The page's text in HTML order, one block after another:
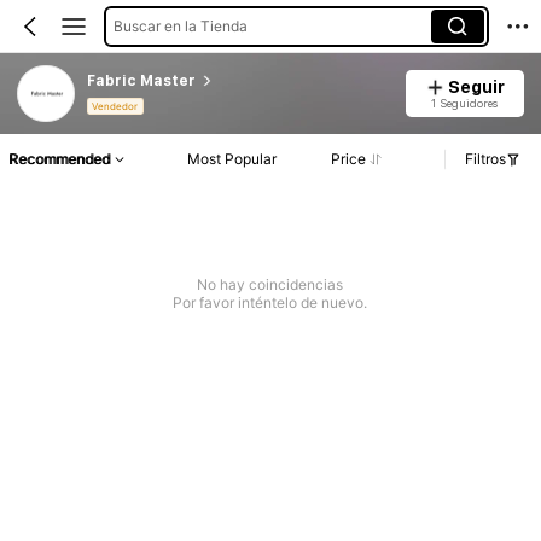
Buscar en la Tienda
Fabric Master
Vendedor
Seguir
1 Seguidores
Recommended Most Popular Price Filtros
No hay coincidencias
Por favor inténtelo de nuevo.